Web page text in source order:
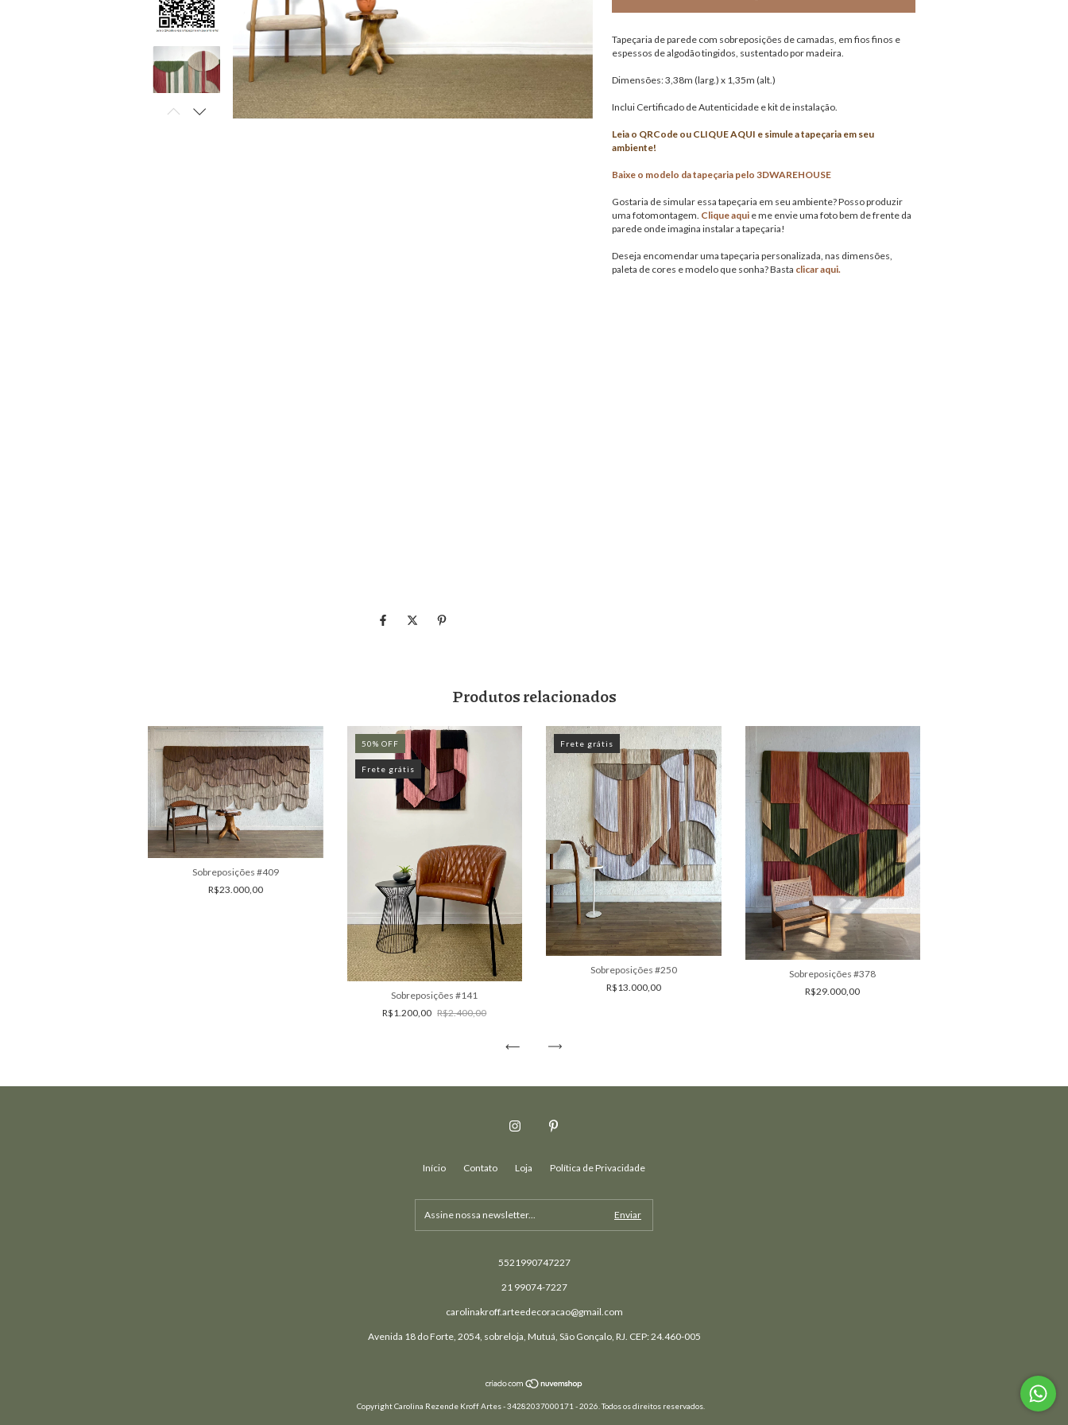
Tapeçaria de parede com sobreposições de camadas, em fios finos e
espessos de algodão tingidos, sustentado por madeira.
Dimensões: 3,38m (larg.) x 1,35m (alt.)
Inclui Certificado de Autenticidade e kit de instalação.
Leia o QRCode ou CLIQUE AQUI e simule a tapeçaria em seu
ambiente!
Baixe o modelo da tapeçaria pelo 3DWAREHOUSE
Gostaria de simular essa tapeçaria em seu ambiente? Posso produzir
uma fotomontagem. Clique aqui e me envie uma foto bem de frente da
parede onde imagina instalar a tapeçaria!
Deseja encomendar uma tapeçaria personalizada, nas dimensões,
paleta de cores e modelo que sonha? Basta clicar aqui.
Produtos relacionados
Sobreposições #409
R$23.000,00
50% OFF
Frete grátis
Sobreposições #141
R$1.200,00 R$2.400,00
Frete grátis
Sobreposições #250
R$13.000,00
Sobreposições #378
R$29.000,00
Início Contato Loja Política de Privacidade
5521990747227
21 99074-7227
carolinakroff.arteedecoracao@gmail.com
Avenida 18 do Forte, 2054, sobreloja, Mutuá, São Gonçalo, RJ. CEP: 24.460-005
Copyright Carolina Rezende Kroff Artes - 34282037000171 - 2026. Todos os direitos reservados.